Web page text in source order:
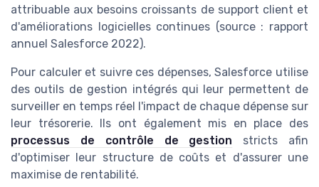
attribuable aux besoins croissants de support client et
d'améliorations logicielles continues (source : rapport
annuel Salesforce 2022).
Pour calculer et suivre ces dépenses, Salesforce utilise
des outils de gestion intégrés qui leur permettent de
surveiller en temps réel l'impact de chaque dépense sur
leur trésorerie. Ils ont également mis en place des
processus de contrôle de gestion stricts afin
d'optimiser leur structure de coûts et d'assurer une
maximise de rentabilité.